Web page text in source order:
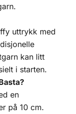
uttrykk med
kan litt
i starten.
en
på 10 cm.